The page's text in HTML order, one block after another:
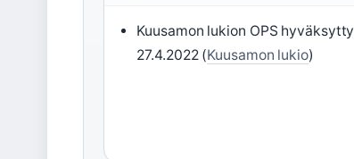
Kuusamon lukion OPS hyväksytty
27.4.2022 (Kuusamon lukio)